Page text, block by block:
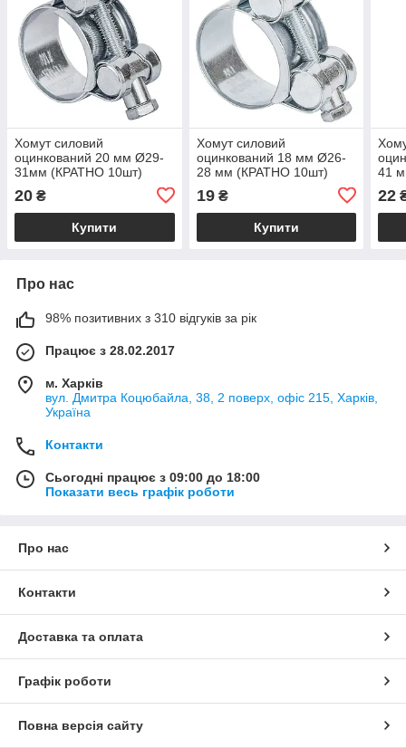
Хомут силовий
оцинкований 20 мм Ø29-
31мм (КРАТНО 10шт)
20 ₴
Купити
Хомут силовий
оцинкований 18 мм Ø26-
28 мм (КРАТНО 10шт)
19₴
Купити
41
22
Про нас
98% позитивних з 310 відгуків за рік
Працює з 28.02.2017
м. Харків
вул. Дмитра Коцюбайла, 38, 2 поверх, офіс 215, Харків,
Україна
Контакти
Сьогодні працює з 09:00 до 18:00
Показати весь графік роботи
Про нас
Контакти
Доставка та оплата
Графік роботи
Повна версія сайту